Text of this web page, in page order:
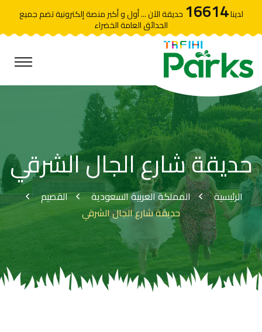
لدينا16614 حديقة الآن ... أول و أكبر منصة إلكترونية تضم جميع
الحدائق العامة الخضراء
حديقة شارع الجال الشرقي
الرئيسية المملكة العربية السعودية
القصيم
حديقة شارع الجال الشرقي